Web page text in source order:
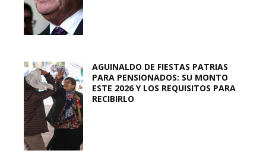
AGUINALDO DE FIESTAS PATRIAS
PARA PENSIONADOS: SU MONTO
ESTE 2026 Y LOS REQUISITOS PARA
RECIBIRLO